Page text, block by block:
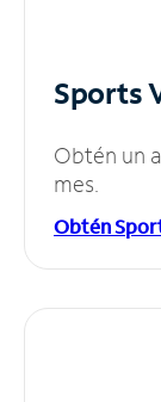
Sports
Obtén un
mes.
Obtén